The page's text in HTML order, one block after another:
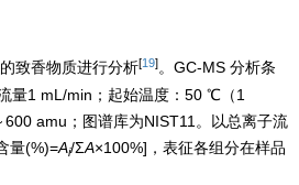
致香物质进行分析[19]。GC-MS 分析条
量1 mL/min；起始温度：50 ℃（1
amu；图谱库为NIST11。以总离子流
量(%)=Ai/ΣA×100%]，表征各组分在样品